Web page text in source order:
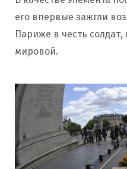
его впервые зажгли
Париже в честь
мировой.